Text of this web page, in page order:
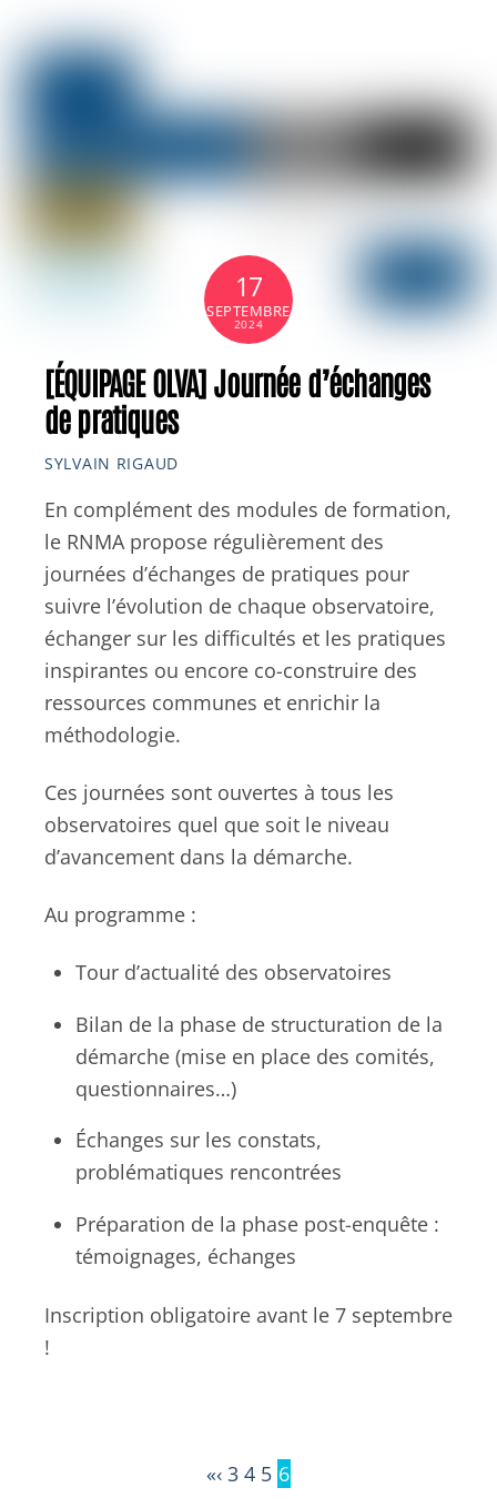
17
SEPTEMBRE
2024
[ÉQUIPAGE OLVA] Journée d’échanges
de pratiques
SYLVAIN RIGAUD
En complément des modules de formation,
le RNMA propose régulièrement des
journées d’échanges de pratiques pour
suivre l’évolution de chaque observatoire,
échanger sur les difficultés et les pratiques
inspirantes ou encore co-construire des
ressources communes et enrichir la
méthodologie.
Ces journées sont ouvertes à tous les
observatoires quel que soit le niveau
d’avancement dans la démarche.
Au programme :
Tour d’actualité des observatoires
Bilan de la phase de structuration de la
démarche (mise en place des comités,
questionnaires…)
Échanges sur les constats,
problématiques rencontrées
Préparation de la phase post-enquête :
témoignages, échanges
Inscription obligatoire avant le 7 septembre
!
«‹ 3 4 5 6